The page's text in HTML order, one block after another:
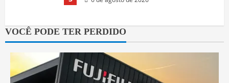
VOCÊ PODE TER PERDIDO